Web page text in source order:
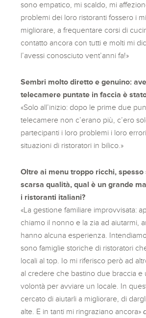
sono empatico, mi scaldo, mi
problemi dei loro ristoranti fossero i
migliorare, a frequentare corsi di
contatto ancora con tutti e molti mi
l’avessi conosciuto vent’anni fa!»
Sembri molto diretto e genuino:
telecamere puntate in faccia è
«Solo all’inizio: dopo le prime due
telecamere non c’erano più, c’ero
partecipanti i loro problemi i loro
situazioni di ristoratori in bilico.»
Oltre ai menu troppo ricchi, spesso
scarsa qualità, qual è un grande
i ristoranti italiani?
«La gestione familiare improvvisata:
chiamo il nonno e la zia ad aiutarmi,
hanno alcuna esperienza.
sono famiglie storiche di ristoratori
locali al top. Io mi riferisco però ad
al credere che bastino due braccia e
volontà per avviare un locale. In
cercato di aiutarli a migliorare, di
alte. E in tanti mi ringraziano ancora»